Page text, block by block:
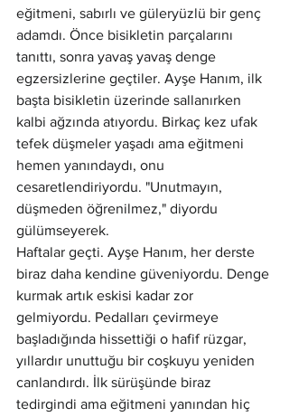
eğitmeni, sabırlı ve güleryüzlü bir genç
adamdı. Önce bisikletin parçalarını
tanıttı, sonra yavaş yavaş denge
egzersizlerine geçtiler. Ayşe Hanım, ilk
başta bisikletin üzerinde sallanırken
kalbi ağzında atıyordu. Birkaç kez ufak
tefek düşmeler yaşadı ama eğitmeni
hemen yanındaydı, onu
cesaretlendiriyordu. "Unutmayın,
düşmeden öğrenilmez," diyordu
gülümseyerek.
Haftalar geçti. Ayşe Hanım, her derste
biraz daha kendine güveniyordu. Denge
kurmak artık eskisi kadar zor
gelmiyordu. Pedalları çevirmeye
başladığında hissettiği o hafif rüzgar,
yıllardır unuttuğu bir coşkuyu yeniden
canlandırdı. İlk sürüşünde biraz
tedirgindi ama eğitmeni yanından hiç